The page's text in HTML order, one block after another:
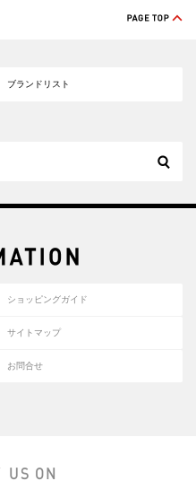
ブランドリスト
ショッピングガイド
サイトマップ
お問合せ